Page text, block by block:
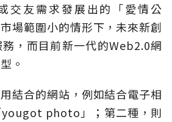
交友需求發展出的「愛情公
場範圍小的情形下，未來新創
，而目前新一代的Web2.0網
。
結合的網站，例如結合電子相
yougot photo」；第二種，則